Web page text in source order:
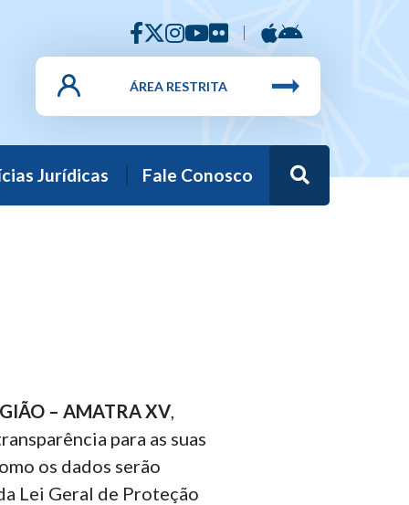
ÁREA RESTRITA
Jurídicas Fale Conosco
– AMATRA XV,
para as suas
os dados serão
Lei Geral de Proteção